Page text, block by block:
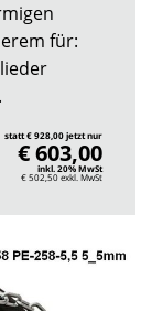
für:
statt € 928,00 jetzt nur
€ 603,00
inkl. 20% MwSt
€ 502,50exkl. MwSt